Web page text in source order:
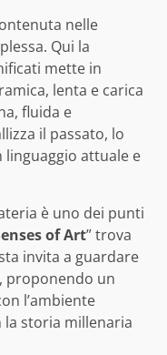
nelle
Qui la
mette in
lenta e carica
fluida e
il passato, lo
attuale e
è uno dei punti
of Art” trova
invita a guardare
proponendo un
l’ambiente
la storia millenaria